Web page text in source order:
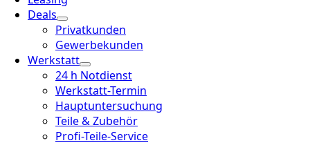
Deals
Privatkunden
Gewerbekunden
Werkstatt
24 h Notdienst
Werkstatt-Termin
Hauptuntersuchung
Teile & Zubehör
Profi-Teile-Service